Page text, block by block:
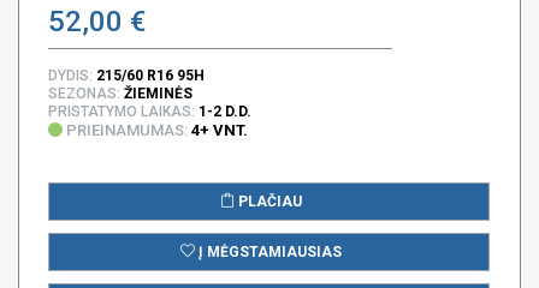
52,00 €
DYDIS: 215/60 R16 95H
SEZONAS: ŽIEMINĖS
PRISTATYMO LAIKAS: 1-2 D.D.
PRIEINAMUMAS: 4+ VNT.
PLAČIAU
Į MĖGSTAMIAUSIAS